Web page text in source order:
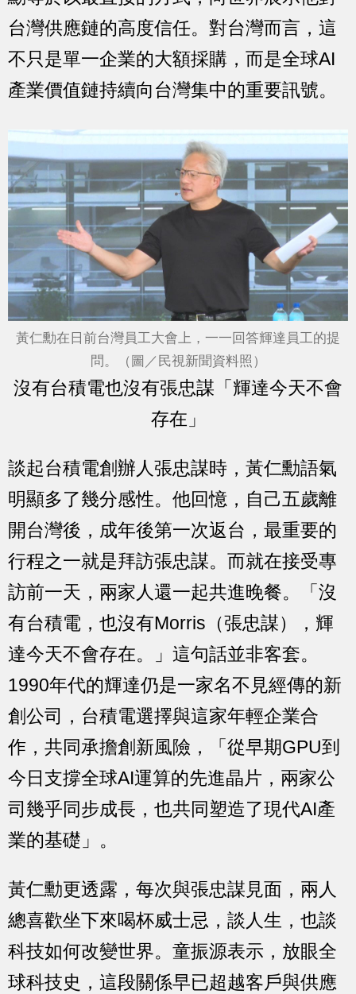
台灣供應鏈的高度信任。對台灣而言，這
不只是單一企業的大額採購，而是全球AI
產業價值鏈持續向台灣集中的重要訊號。
黃仁勳在日前台灣員工大會上，一一回答輝達員工的提
問。（圖／民視新聞資料照）
沒有台積電也沒有張忠謀「輝達今天不會
存在」
談起台積電創辦人張忠謀時，黃仁勳語氣
明顯多了幾分感性。他回憶，自己五歲離
開台灣後，成年後第一次返台，最重要的
行程之一就是拜訪張忠謀。而就在接受專
訪前一天，兩家人還一起共進晚餐。「沒
有台積電，也沒有Morris（張忠謀），輝
達今天不會存在。」這句話並非客套。
1990年代的輝達仍是一家名不見經傳的新
創公司，台積電選擇與這家年輕企業合
作，共同承擔創新風險，「從早期GPU到
今日支撐全球AI運算的先進晶片，兩家公
司幾乎同步成長，也共同塑造了現代AI產
業的基礎」。
黃仁勳更透露，每次與張忠謀見面，兩人
總喜歡坐下來喝杯威士忌，談人生，也談
科技如何改變世界。童振源表示，放眼全
球科技史，這段關係早已超越客戶與供應